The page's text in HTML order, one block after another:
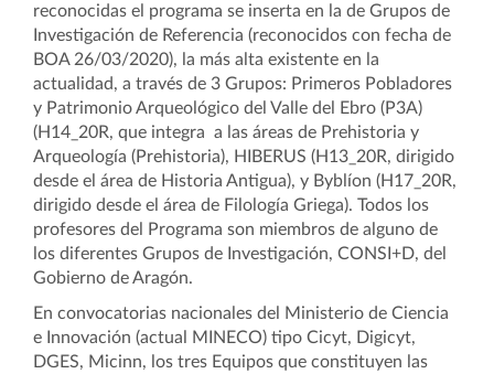
reconocidas el programa se inserta en la de Grupos de
Investigación de Referencia (reconocidos con fecha de
BOA 26/03/2020), la más alta existente en la
actualidad, a través de 3 Grupos: Primeros Pobladores
y Patrimonio Arqueológico del Valle del Ebro (P3A)
(H14_20R, que integra a las áreas de Prehistoria y
Arqueología (Prehistoria), HIBERUS (H13_20R, dirigido
desde el área de Historia Antigua), y Byblíon (H17_20R,
dirigido desde el área de Filología Griega). Todos los
profesores del Programa son miembros de alguno de
los diferentes Grupos de Investigación, CONSI+D, del
Gobierno de Aragón.
En convocatorias nacionales del Ministerio de Ciencia
e Innovación (actual MINECO) tipo Cicyt, Digicyt,
DGES, Micinn, los tres Equipos que constituyen las